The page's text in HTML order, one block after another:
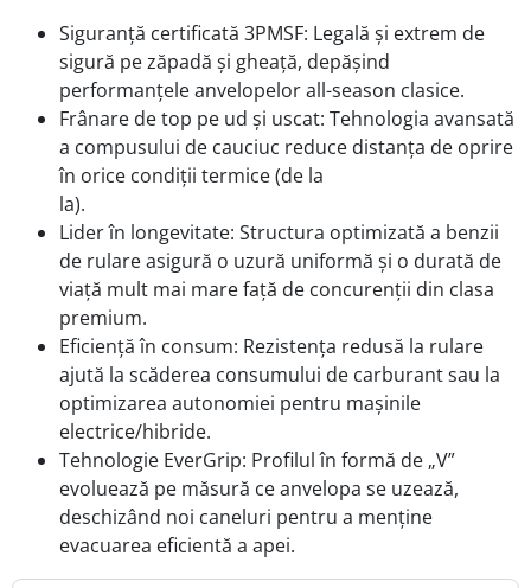
Siguranță certificată 3PMSF: Legală și extrem de
sigură pe zăpadă și gheață, depășind
performanțele anvelopelor all-season clasice.
Frânare de top pe ud și uscat: Tehnologia avansată
a compusului de cauciuc reduce distanța de oprire
în orice condiții termice (de la
la).
Lider în longevitate: Structura optimizată a benzii
de rulare asigură o uzură uniformă și o durată de
viață mult mai mare față de concurenții din clasa
premium.
Eficiență în consum: Rezistența redusă la rulare
ajută la scăderea consumului de carburant sau la
optimizarea autonomiei pentru mașinile
electrice/hibride.
Tehnologie EverGrip: Profilul în formă de „V”
evoluează pe măsură ce anvelopa se uzează,
deschizând noi caneluri pentru a menține
evacuarea eficientă a apei.